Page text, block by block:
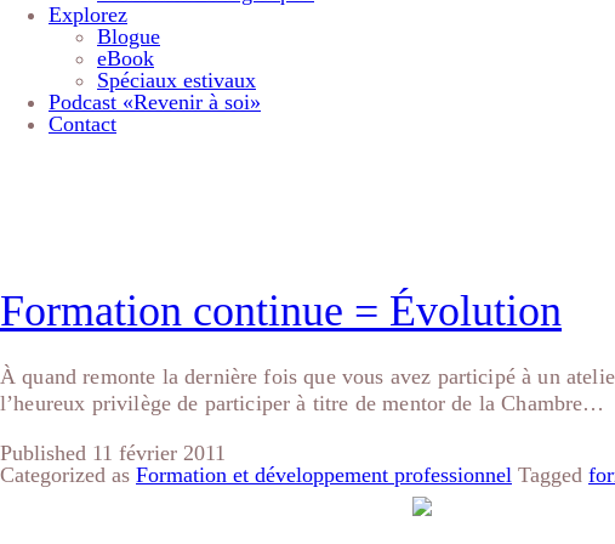
Explorez
Blogue
eBook
Spéciaux estivaux
Podcast «Revenir à soi»
Contact
Formation continue = Évolution
À quand remonte la dernière fois que vous avez participé à un
l’heureux privilège de participer à titre de mentor de la Chambre…
Published 11 février 2011
Categorized as Formation et développement professionnel Tagged